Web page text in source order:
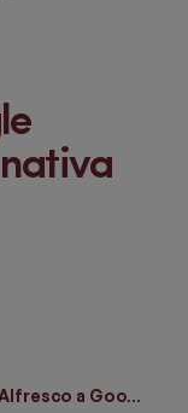
a Google Cloud